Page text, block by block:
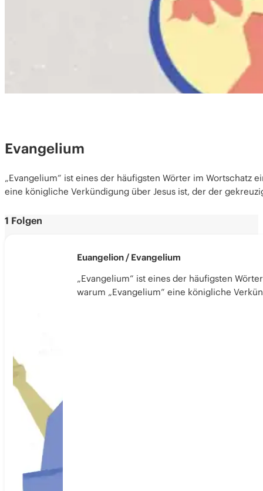
Evangelium
„Evangelium“ ist eines der häufigsten Wörter im Wortschatz
eine königliche Verkündigung über Jesus ist, der der
1 Folgen
Euangelion / Evangelium
„Evangelium“ ist eines der häufigsten
warum „Evangelium“ eine königliche